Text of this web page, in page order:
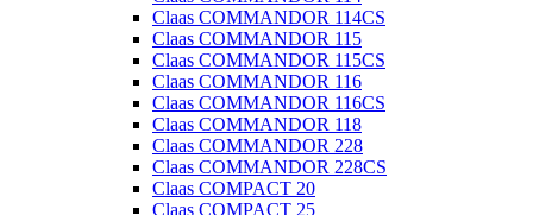
Claas COMMANDOR 114CS
Claas COMMANDOR 115
Claas COMMANDOR 115CS
Claas COMMANDOR 116
Claas COMMANDOR 116CS
Claas COMMANDOR 118
Claas COMMANDOR 228
Claas COMMANDOR 228CS
Claas COMPACT 20
Claas COMPACT 25